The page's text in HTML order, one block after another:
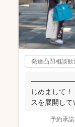
発達凸凹相談歓
―――――――
じめまして
スを展開し
予約承諾